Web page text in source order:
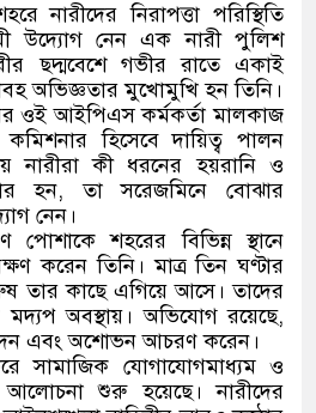
নারীদের নিরাপত্তা পরিস্থিতি
উদ্যোগ নেন এক নারী পুলিশ
ছদ্মবেশে গভীর রাতে একাই
অভিজ্ঞতার মুখোমুখি হন তিনি।
ওই আইপিএস কর্মকর্তা মালকাজ
হিসেবে দায়িত্ব পালন
নারীরা কী ধরনের হয়রানি ও
হন, তা সরেজমিনে বোঝার
নেন।
পোশাকে শহরের বিভিন্ন স্থানে
করেন তিনি। মাত্র তিন ঘণ্টার
তার কাছে এগিয়ে আসে। তাদের
অবস্থায়। অভিযোগ রয়েছে,
দেন এবং অশোভন আচরণ করেন।
সামাজিক যোগাযোগমাধ্যম ও
আলোচনা শুরু হয়েছে। নারীদের